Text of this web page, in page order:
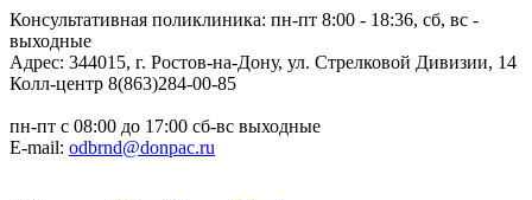
Консультативная поликлиника: пн-пт 8:00 - 18:36, сб, вс -
выходные
Адрес: 344015, г. Ростов-на-Дону, ул. Стрелковой Дивизии, 14
Колл-центр 8(863)284-00-85
пн-пт с 08:00 до 17:00 сб-вс выходные
E-mail: odbrnd@donpac.ru